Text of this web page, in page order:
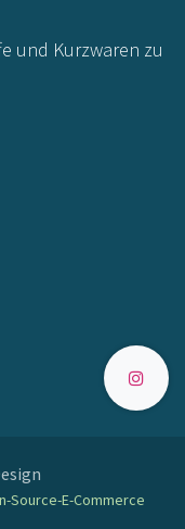
und Kurzwaren zu
Source-E-Commerce